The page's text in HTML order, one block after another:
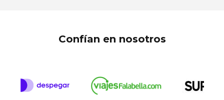
Confían en nosotros